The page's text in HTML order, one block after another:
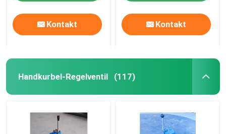
Kontakt Kontakt
Handkurbel-Regelventil (117)